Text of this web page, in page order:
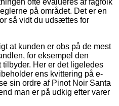
på området. Det er en
så vidt du udsættes for
at kunden er obs på de mest
for eksempel den
Her er det ligeledes
ens kvittering på e-
sin ordre af Pinot Noir Santa
man er på udkig efter varer